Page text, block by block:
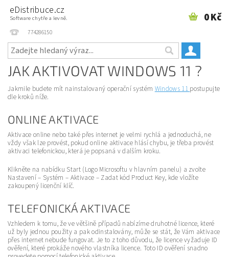
eDistribuce.cz
Software chytře a levně.
774286150
0 Kč
JAK AKTIVOVAT WINDOWS 11 ?
Jakmile budete mít nainstalovaný operační systém Windows 11 postupujte
dle kroků níže.
ONLINE AKTIVACE
Aktivace online nebo také přes internet je velmi rychlá a jednoduchá, ne
vždy však lze provést, pokud online aktivace hlásí chybu, je třeba provést
aktivaci telefonickou, která je popsaná v dalším kroku.
Klikněte na nabídku Start (Logo Microsoftu v hlavním panelu) a zvolte
Nastavení – Systém – Aktivace – Zadat kód Product Key, kde vložíte
zakoupený licenční klíč.
TELEFONICKÁ AKTIVACE
Vzhledem k tomu, že ve většině případů nabízíme druhotné licence, které
už byly jednou použity a pak odinstalovány, může se stát, že Vám aktivace
přes internet nebude fungovat. Je to z toho důvodu, že licence vyžaduje ID
ověření, které prokáže nového vlastníka licence. Toto ID ověření snadno